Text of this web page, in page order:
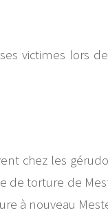
victimes lors
chez les
de torture de
à nouveau